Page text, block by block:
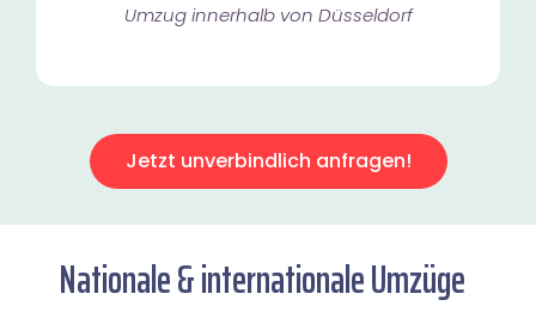
Umzug innerhalb von Düsseldorf​
Jetzt unverbindlich anfragen!
Nationale & internationale Umzüge